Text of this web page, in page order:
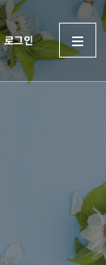
로그인